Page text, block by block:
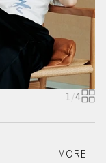
1/4
MORE